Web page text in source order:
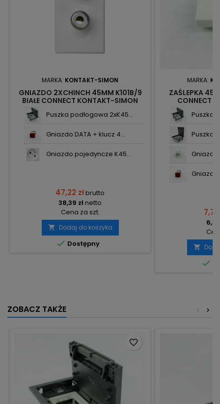
MARKA: KONTAKT-SIMON
GNIAZDO 2XCHINCH 45MM K101B/9
BIAŁE CONNECT KONTAKT-SIMON
Puszka podłogowa 2xK45...
Gniazdo DATA + klucz 4...
Gniazdo pojedyncze K45...
47,22 złbrutto
38,39 złnetto
Cena za szt.
 Dodaj do koszyka
 Dostępny
MARKA:
ZAŚLEPKA
CONNECT
Puszka
Puszka
Gniazdo
7,77


ZOBACZ TAKŻE >
<
favorite_border